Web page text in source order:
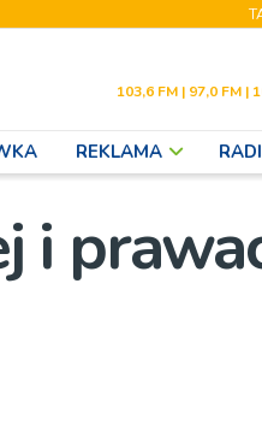
103,6 FM | 97,0 FM |
REKLAMA
i